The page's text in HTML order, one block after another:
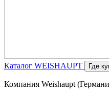
Каталог WEISHAUPT Где
Компания Weishaupt